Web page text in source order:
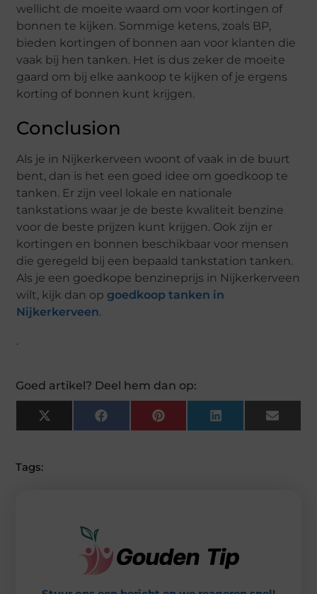
wellicht de moeite waard om voor kortingen of
bonnen te kijken. Sommige ketens, zoals BP,
bieden kortingen of bonnen aan voor klanten die
vaak bij hen tanken. Het is dus zeker de moeite
gaard om bij elke aankoop te kijken of je ergens
korting of bonnen kunt krijgen.
Conclusion
Als je in Nijkerkerveen woont of vaak in de buurt
bent, dan is het een goed idee om goedkoop te
tanken. Er zijn veel lokale en nationale
tankstations waar je de beste kwaliteit benzine
voor de beste prijzen kunt krijgen. Ook zijn er
kortingen en bonnen beschikbaar voor mensen
die geregeld bij een bepaald tankstation tanken.
Als je een goedkope benzineprijs in Nijkerkerveen
wilt, kijk dan opgoedkoop tanken in
Nijkerkerveen.
.
Goed artikel? Deel hem dan op:
X
(
F
A
P
I
L
I
E
M
Tags: